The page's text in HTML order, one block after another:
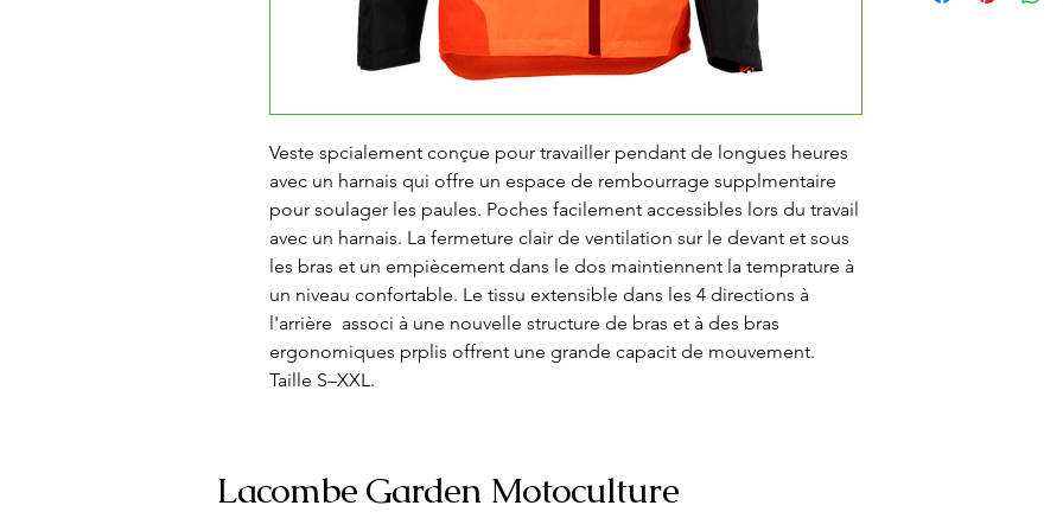
Veste spcialement conçue pour travailler pendant de longues heures
avec un harnais qui offre un espace de rembourrage supplmentaire
pour soulager les paules. Poches facilement accessibles lors du travail
avec un harnais. La fermeture clair de ventilation sur le devant et sous
les bras et un empiècement dans le dos maintiennent la temprature à
un niveau confortable. Le tissu extensible dans les 4 directions à
l'arrière  associ à une nouvelle structure de bras et à des bras
ergonomiques prplis offrent une grande capacit de mouvement.
Taille S–XXL.
Lacombe Garden Motoculture